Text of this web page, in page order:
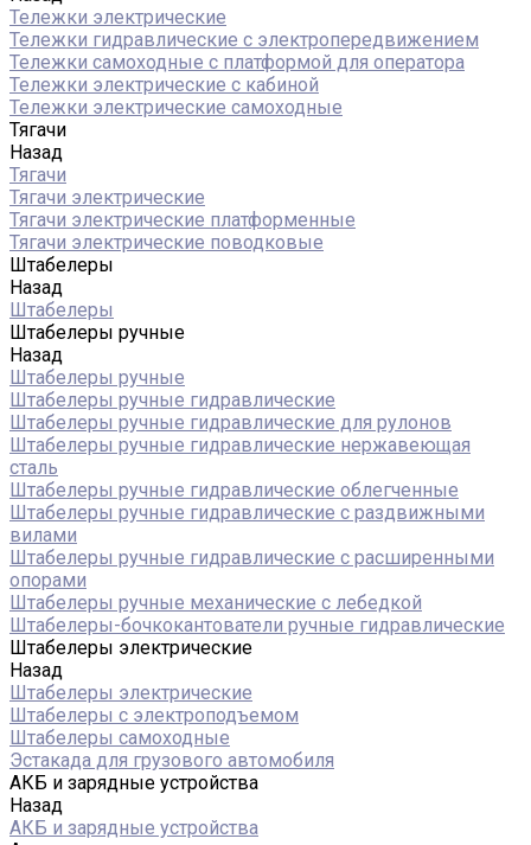
Тележки электрические
Тележки гидравлические с электропередвижением
Тележки самоходные с платформой для оператора
Тележки электрические с кабиной
Тележки электрические самоходные
Тягачи
Назад
Тягачи
Тягачи электрические
Тягачи электрические платформенные
Тягачи электрические поводковые
Штабелеры
Назад
Штабелеры
Штабелеры ручные
Назад
Штабелеры ручные
Штабелеры ручные гидравлические
Штабелеры ручные гидравлические для рулонов
Штабелеры ручные гидравлические нержавеющая
сталь
Штабелеры ручные гидравлические облегченные
Штабелеры ручные гидравлические с раздвижными
вилами
Штабелеры ручные гидравлические с расширенными
опорами
Штабелеры ручные механические с лебедкой
Штабелеры-бочкокантователи ручные гидравлические
Штабелеры электрические
Назад
Штабелеры электрические
Штабелеры с электроподъемом
Штабелеры самоходные
Эстакада для грузового автомобиля
АКБ и зарядные устройства
Назад
АКБ и зарядные устройства